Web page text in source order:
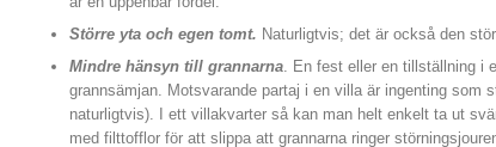
Större yta och egen tomt. Naturligtvis; det är också den
Mindre hänsyn till grannarna. En fest eller en tillställning i
grannsämjan. Motsvarande partaj i en villa är ingenting som
naturligtvis). I ett villakvarter så kan man helt enkelt ta ut
med filttofflor för att slippa att grannarna ringer